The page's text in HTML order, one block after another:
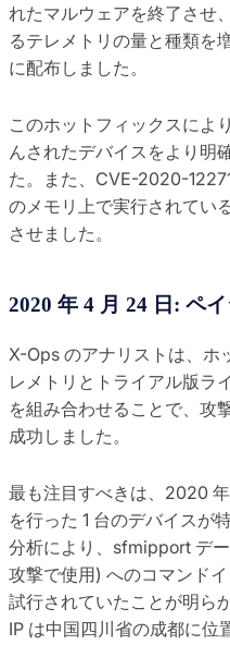
れたマルウェアを終了させ
るテレメトリの量と種類を
に配布しました。
このホットフィックスによ
んされたデバイスをより明
た。また、CVE-2020-
のメモリ上で実行されてい
させました。
2020 年 4 月 24 日: ペ
X-Ops のアナリストは、ホ
レメトリとトライアル版ラ
を組み合わせることで、攻
成功しました。
最も注目すべきは、2020
を行った 1 台のデバイスが
分析により、sfmipport デ
攻撃で使用) へのコマンド
試行されていたことが明ら
IP は中国四川省の成都に位